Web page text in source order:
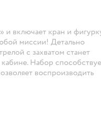
и включает кран и
миссии! Детально
с захватом станет
Набор
воспроизводить